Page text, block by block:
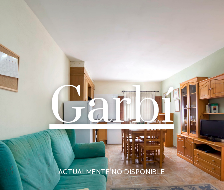
Garbí
ACTUALMENTE NO DISPONIBLE